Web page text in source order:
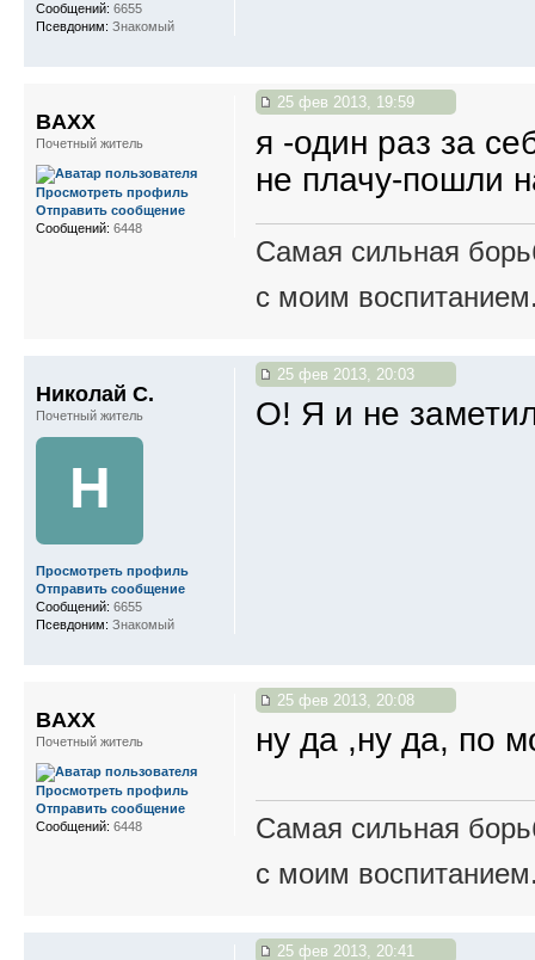
Сообщений: 6655
Псевдоним: Знакомый
25 фев 2013, 19:59
я -один раз за
не плачу-пошли
Самая сильная
с моим
BAXX
Почетный житель
Просмотреть профиль
Отправить сообщение
Сообщений: 6448
25 фев 2013, 20:03
О! Я и не
Николай С.
Почетный житель
Н
Просмотреть профиль
Отправить сообщение
Сообщений: 6655
Псевдоним: Знакомый
25 фев 2013, 20:08
ну да ,ну да, по
Самая сильная
с моим
BAXX
Почетный житель
Просмотреть профиль
Отправить сообщение
Сообщений: 6448
25 фев 2013, 20:41